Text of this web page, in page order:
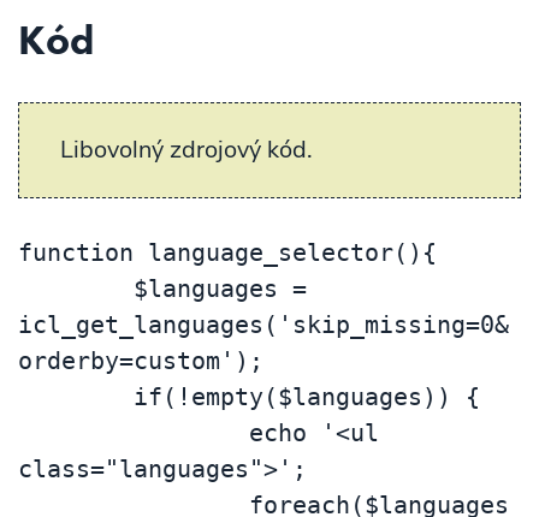
Kód
Libovolný zdrojový kód.
function language_selector(){
icl_get_languages('skip_missing=0&
orderby=custom');
class="languages">';